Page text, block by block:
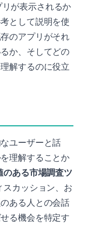
が表示されるか
として説明を使
のアプリがそれ
か、そしてどの
解するのに役立
ユーザーと話
理解することか
のある市場調査ツ
スカッション、お
ある人との会話
る機会を特定す